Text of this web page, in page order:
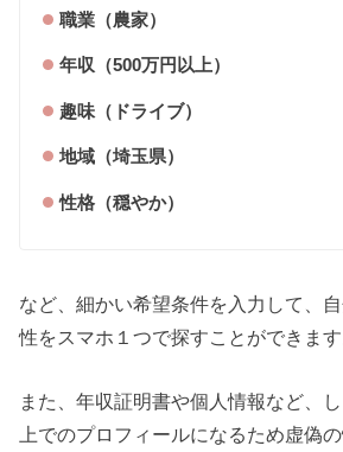
職業（農家）
年収（500万円以上）
趣味（ドライブ）
地域（埼玉県）
性格（穏やか）
など、細かい希望条件を入力して、
性をスマホ１つで探すことができます
また、年収証明書や個人情報など、
上でのプロフィールになるため虚偽